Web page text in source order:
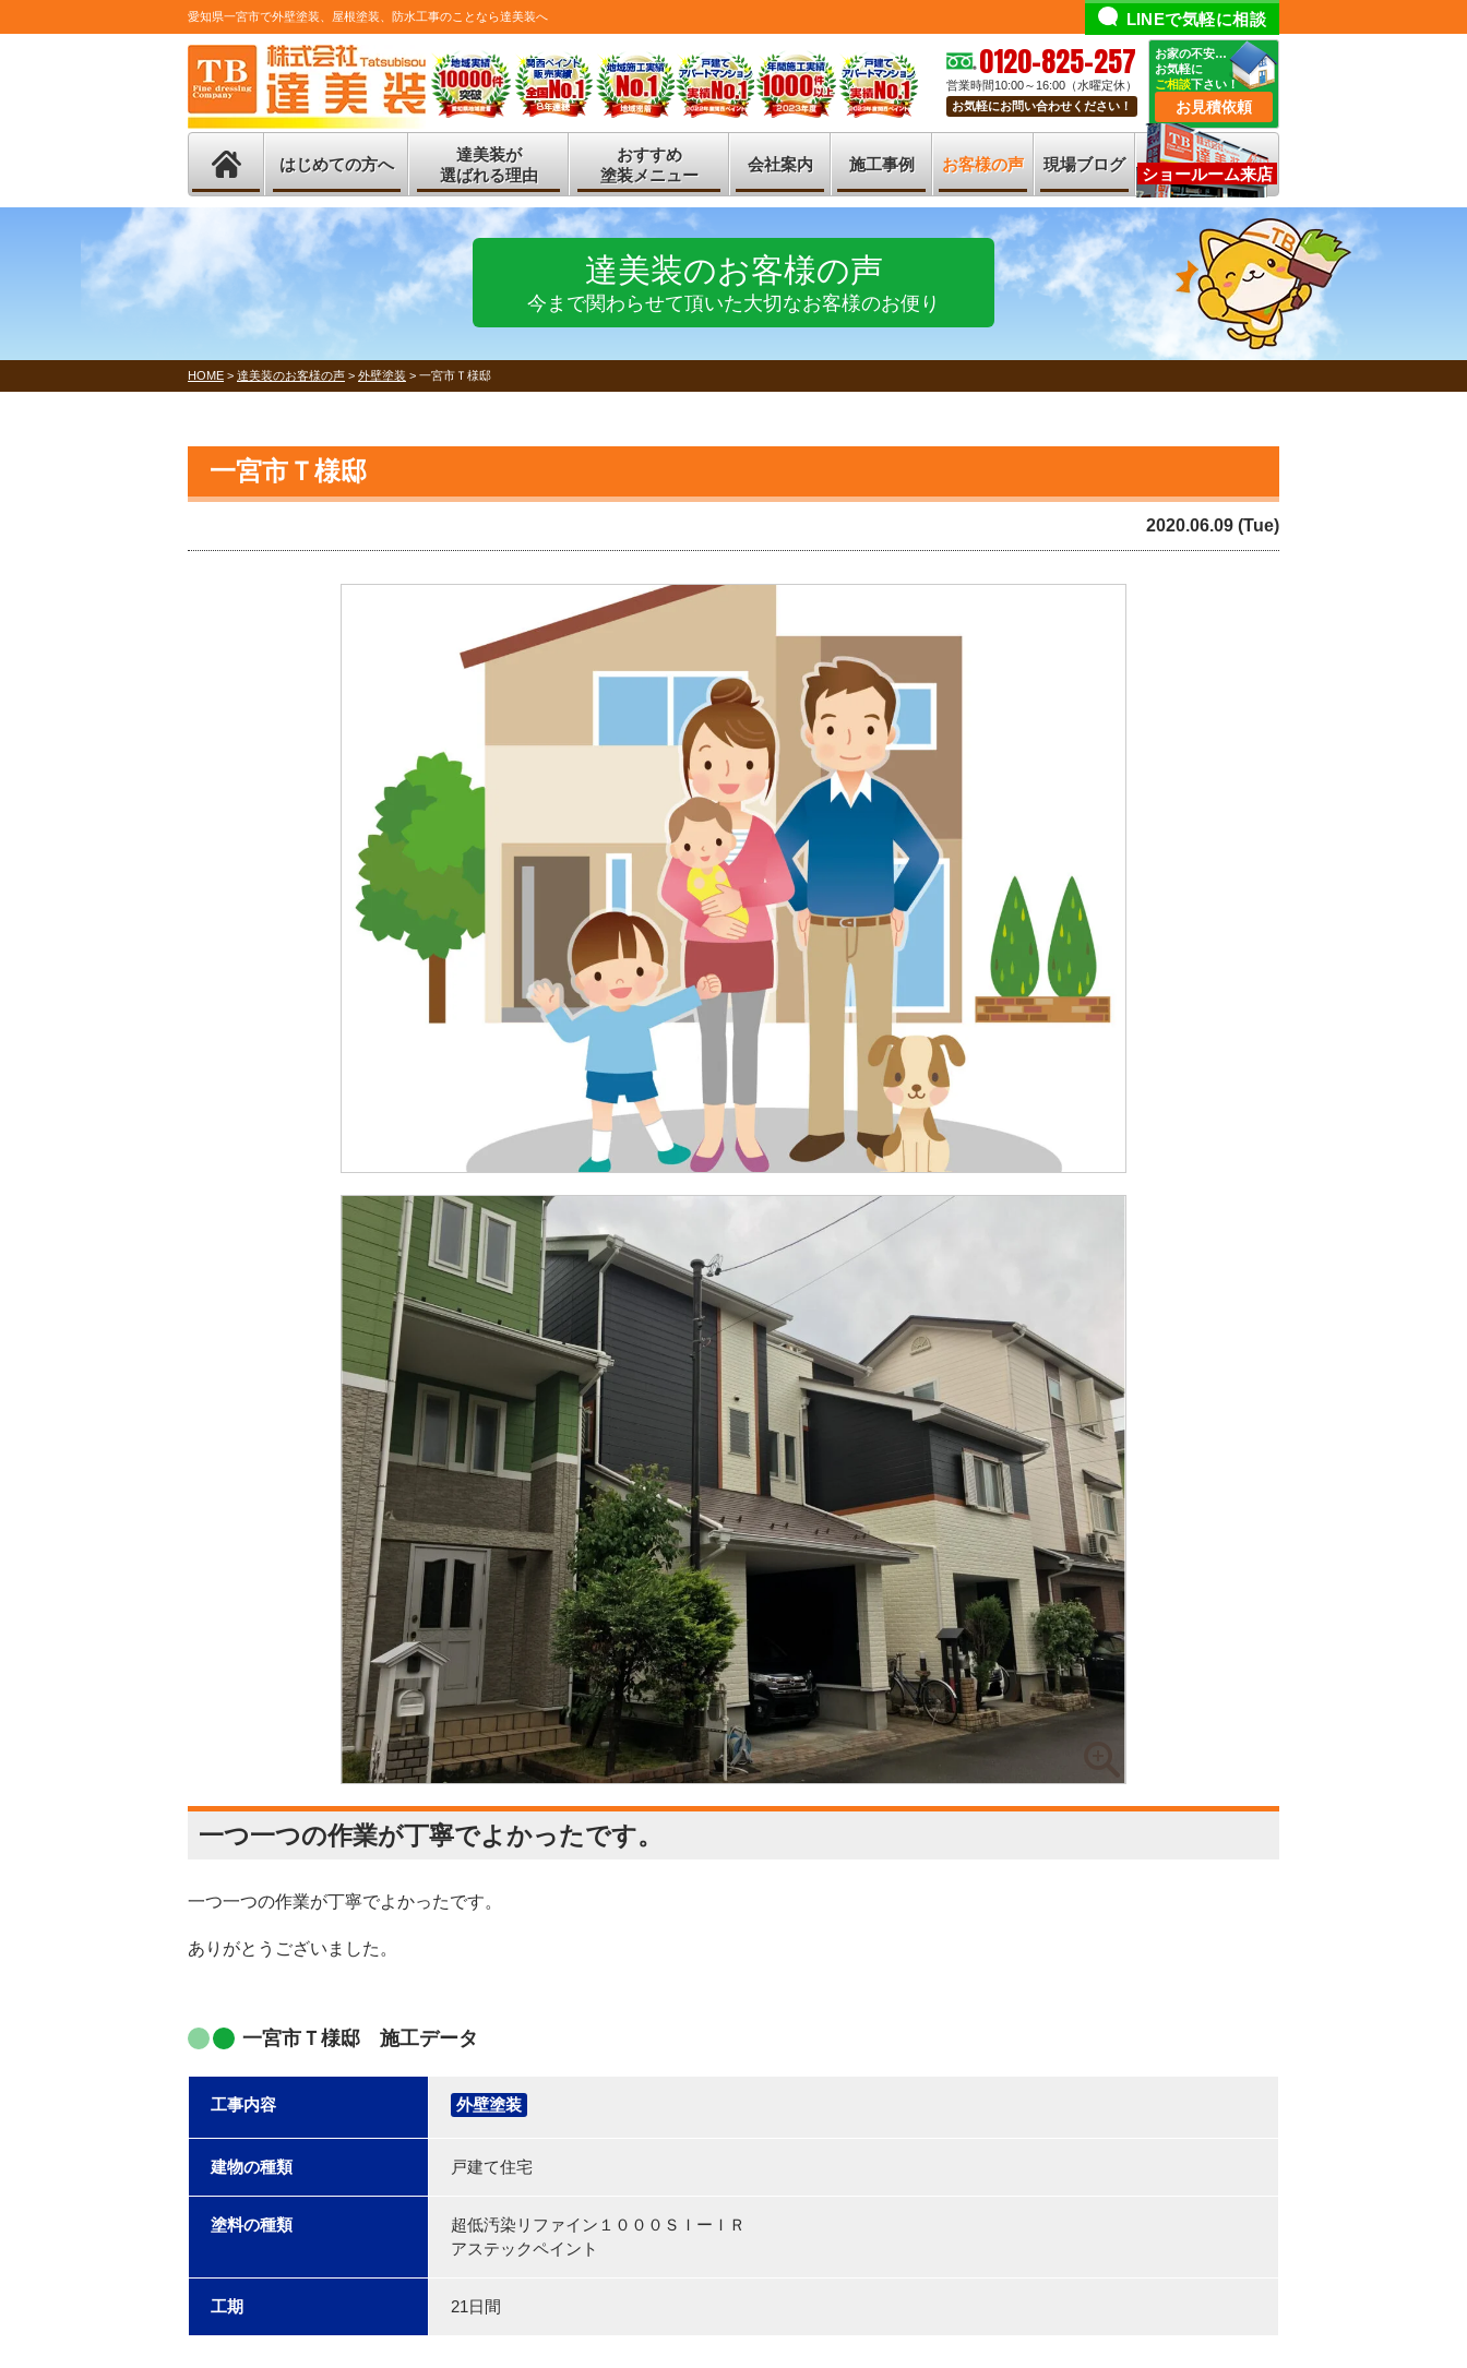
愛知県一宮市で外壁塗装、屋根塗装、防水工事のことなら達美装へ LINEで気軽に相談
0120-825-257
営業時間10:00～16:00（水曜定休）
お気軽にお問い合わせください！
お家の不安…
お気軽に
ご相談下さい！
お見積依頼
はじめての方へ
達美装が
選ばれる理由
おすすめ
塗装メニュー
会社案内 施工事例 お客様の声 現場ブログ
ショールーム来店
達美装のお客様の声
今まで関わらせて頂いた大切なお客様のお便り
HOME > 達美装のお客様の声 > 外壁塗装 > 一宮市Ｔ様邸
一宮市Ｔ様邸
2020.06.09 (Tue)
一つ一つの作業が丁寧でよかったです。
一つ一つの作業が丁寧でよかったです。
ありがとうございました。
一宮市Ｔ様邸 施工データ
工事内容 外壁塗装
建物の種類 戸建て住宅
塗料の種類
超低汚染リファイン１０００ＳＩーＩＲ
アステックペイント
工期 21日間